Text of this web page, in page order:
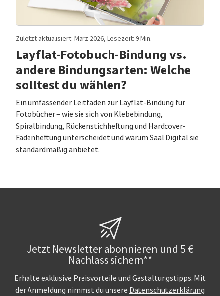
Zuletzt aktualisiert: März 2026, Lesezeit: 9 Min.
Layflat-Fotobuch-Bindung vs.
andere Bindungsarten: Welche
solltest du wählen?
Ein umfassender Leitfaden zur Layflat-Bindung für
Fotobücher – wie sie sich von Klebebindung,
Spiralbindung, Rückenstichheftung und Hardcover-
Fadenheftung unterscheidet und warum Saal Digital sie
standardmäßig anbietet.
Jetzt Newsletter abonnieren und 5 €
Nachlass sichern**
Erhalte exklusive Preisvorteile und Gestaltungstipps. Mit
der Anmeldung nimmst du unsere Datenschutzerklärung